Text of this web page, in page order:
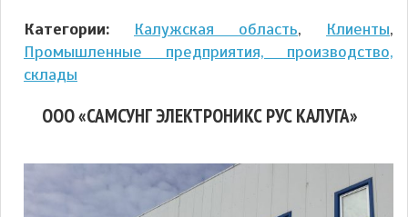
Категории: Калужская область, Клиенты,
Промышленные предприятия, производство,
склады
ООО «САМСУНГ ЭЛЕКТРОНИКС РУС КАЛУГА»